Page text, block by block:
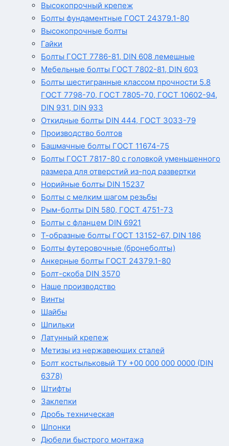
Высокопрочный крепеж
Болты фундаментные ГОСТ 24379.1-80
Высокопрочные болты
Гайки
Болты ГОСТ 7786-81, DIN 608 лемешные
Мебельные болты ГОСТ 7802-81, DIN 603
Болты шестигранные классом прочности 5.8
ГОСТ 7798-70, ГОСТ 7805-70, ГОСТ 10602-94,
DIN 931, DIN 933
Откидные болты DIN 444, ГОСТ 3033-79
Производство болтов
Башмачные болты ГОСТ 11674-75
Болты ГОСТ 7817-80 с головкой уменьшенного
размера для отверстий из-под развертки
Норийные болты DIN 15237
Болты с мелким шагом резьбы
Рым-болты DIN 580, ГОСТ 4751-73
Болты с фланцем DIN 6921
Т-образные болты ГОСТ 13152-67, DIN 186
Болты футеровочные (бронеболты)
Анкерные болты ГОСТ 24379.1-80
Болт-скоба DIN 3570
Наше производство
Винты
Шайбы
Шпильки
Латунный крепеж
Метизы из нержавеющих сталей
Болт костыльковый ТУ +00 000 000 0000 (DIN
6378)
Штифты
Заклепки
Дробь техническая
Шпонки
Дюбели быстрого монтажа